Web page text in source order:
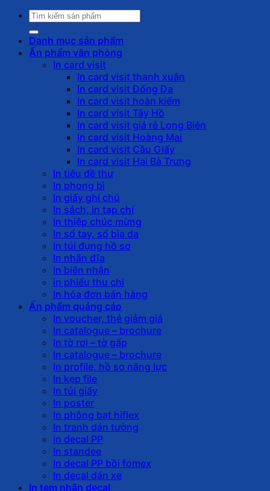
Tìm
kiếm:
Danh mục sản phẩm
Ấn phẩm văn phòng
In card visit
In card visit thanh xuân
In card visit Đống Đa
In card visit hoàn kiếm
In card visit Tây Hồ
In card visit giá rẻ Long Biên
In card visit Hoàng Mai
In card visit Cầu Giấy
In card visit Hai Bà Trưng
In tiêu đề thư
In phong bì
In giấy ghi chú
In sách, in tạp chí
In thiệp chúc mừng
In sổ tay, sổ bìa da
In túi đựng hồ sơ
In nhãn đĩa
In biên nhận
in phiếu thu chi
In hóa đơn bán hàng
Ấn phẩm quảng cáo
In voucher, thẻ giảm giá
In catalogue – brochure
In tờ rơi – tờ gấp
In catalogue – brochure
In profile, hồ sơ năng lực
In kẹp file
In túi giấy
In poster
In phông bạt hiflex
In tranh dán tường
in decal PP
In standee
In decal PP bồi fomex
In decal dán xe
In tem nhãn decal